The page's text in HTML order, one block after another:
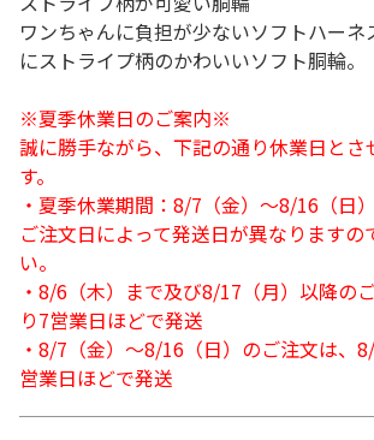
ワンちゃんに負担が少ないソフトハー
にストライプ柄のかわいいソフト胴輪。
※夏季休業日のご案内※
誠に勝手ながら、下記の通り休業日とさ
す。
・夏季休業期間：8/7（金）～8/16（日）
ご注文日によって発送日が異なりますの
い。
・8/6（木）まで及び8/17（月）以降の
り7営業日ほどで発送
・8/7（金）～8/16（日）のご注文は、
営業日ほどで発送